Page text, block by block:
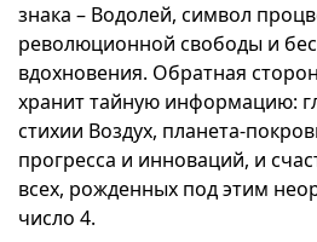
знака – Водолей, символ
революционной свободы и
вдохновения. Обратная
хранит тайную информацию:
стихии Воздух, планета-
прогресса и инноваций, и
всех, рожденных под этим
число 4.